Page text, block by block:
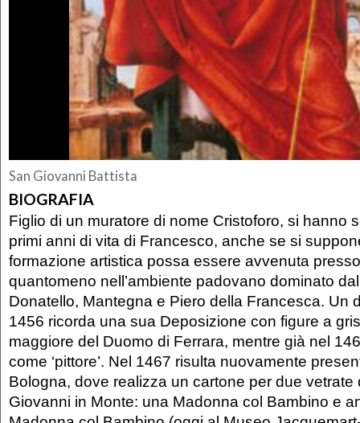
San Giovanni Battista
BIOGRAFIA
Figlio di un muratore di nome Cristoforo, si hanno
primi anni di vita di Francesco, anche se si
formazione artistica possa essere avvenuta
quantomeno nell’ambiente padovano dominato
Donatello, Mantegna e Piero della Francesca. Un
1456 ricorda una sua Deposizione con figure a
maggiore del Duomo di Ferrara, mentre già nel
come ‘pittore’. Nel 1467 risulta nuovamente
Bologna, dove realizza un cartone per due vetrate
Giovanni in Monte: una Madonna col Bambino e